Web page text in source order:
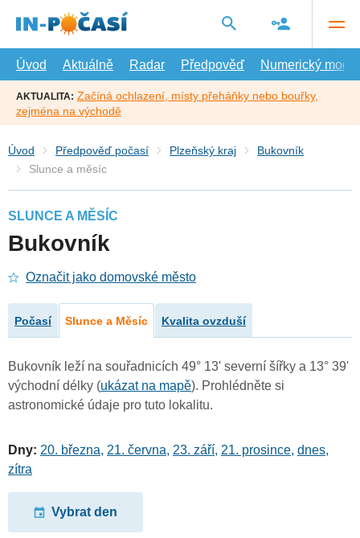
hlavní
Úvod
Aktuálně Radar Předpověď Numerický model
AKTUALITA: Začíná ochlazení, místy přeháňky nebo bouřky,
zejména na východě
Úvod Předpověď počasí Plzeňský kraj
Bukovník
Slunce a měsíc
SLUNCE A MĚSÍC
Bukovník
Označit jako domovské město
Počasí Slunce a Měsíc Kvalita ovzduší
Bukovník leží na souřadnicích 49° 13' severní šířky a 13° 39'
východní délky (ukázat na mapě). Prohlédněte si
astronomické údaje pro tuto lokalitu.
Dny: 20. března, 21. června, 23. září, 21. prosince, dnes,
zítra
Vybrat den